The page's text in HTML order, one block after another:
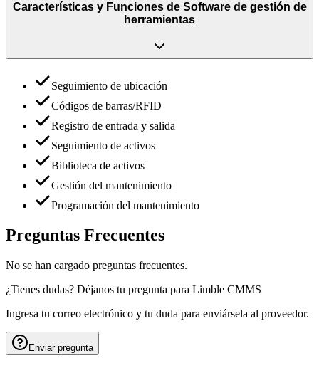
Características y Funciones de Software de gestión de
herramientas
Seguimiento de ubicación
Códigos de barras/RFID
Registro de entrada y salida
Seguimiento de activos
Biblioteca de activos
Gestión del mantenimiento
Programación del mantenimiento
Preguntas Frecuentes
No se han cargado preguntas frecuentes.
¿Tienes dudas? Déjanos tu pregunta para Limble CMMS
Ingresa tu correo electrónico y tu duda para enviársela al proveedor.
Enviar pregunta